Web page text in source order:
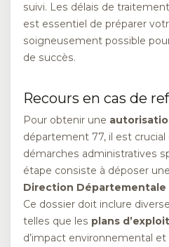
suivi. Les délais de
est essentiel de préparer
soigneusement possible
de succès.
Recours en cas de
Pour obtenir une
département 77, il est
démarches administratives
étape consiste à déposer
Direction Départementale
Ce dossier doit inclure
telles que les plans
d’impact environnemental